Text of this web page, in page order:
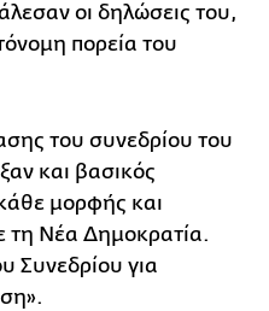
οι δηλώσεις του,
πορεία του
του συνεδρίου του
και βασικός
μορφής και
τη Νέα Δημοκρατία.
Συνεδρίου για